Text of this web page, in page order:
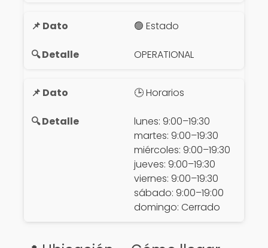
🟢 Estado
OPERATIONAL
🕒 Horarios
lunes: 9:00–19:30
martes: 9:00–19:30
miércoles: 9:00–19:30
jueves: 9:00–19:30
viernes: 9:00–19:30
sábado: 9:00–19:00
domingo: Cerrado